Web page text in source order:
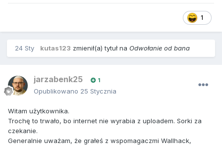
1
24 Sty kutas123 zmienił(a) tytuł na Odwołanie od bana
jarzabenk25 1
Opublikowano 25 Stycznia
Witam użytkownika.
Trochę to trwało, bo internet nie wyrabia z uploadem. Sorki za
czekanie.
Generalnie uważam, że grałeś z wspomagaczmi Wallhack,